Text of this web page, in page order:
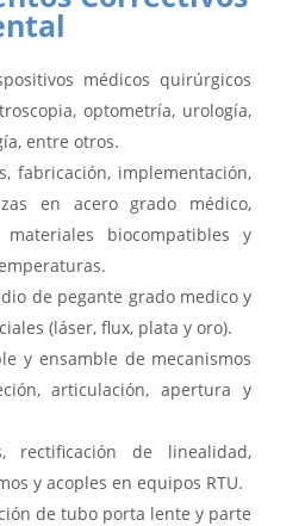
médicos quirúrgicos
optometría, urología,
entre otros.
fabricación, implementación,
en acero grado médico,
materiales biocompatibles y
de pegante grado medico y
(láser, flux, plata y oro).
y ensamble de mecanismos
articulación, apertura y
rectificación de linealidad,
y acoples en equipos RTU.
de tubo porta lente y parte